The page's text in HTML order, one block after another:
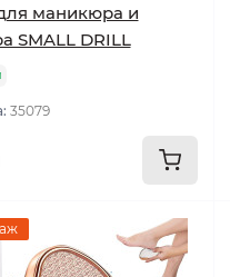
маникюра и
SMALL DRILL
35079